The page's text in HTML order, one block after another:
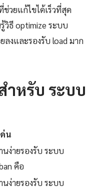
วยแก้ไขได้เร็วที่สุด
รู้วิธี optimize ระบบ
ลงและรองรับ load มาก
ำหรับ ระบบ
น
นง่ายรองรับ ระบบ
คือ
นง่ายรองรับ ระบบ